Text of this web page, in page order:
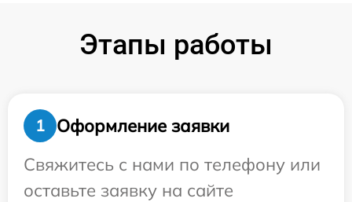
Этапы работы
1
Оформление заявки
Свяжитесь с нами по телефону или
оставьте заявку на сайте